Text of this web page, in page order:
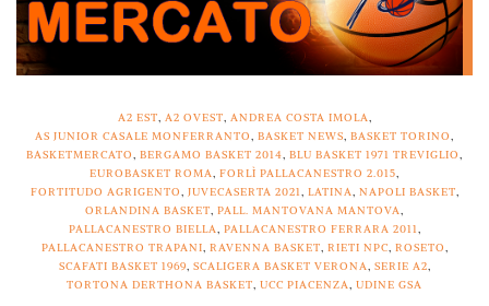
A2 EST, A2 OVEST, ANDREA COSTA IMOLA,
AS JUNIOR CASALE MONFERRANTO, BASKET NEWS, BASKET TORINO,
BASKETMERCATO, BERGAMO BASKET 2014, BLU BASKET 1971 TREVIGLIO,
EUROBASKET ROMA, FORLÌ PALLACANESTRO 2.015,
FORTITUDO AGRIGENTO, JUVECASERTA 2021, LATINA, NAPOLI BASKET,
ORLANDINA BASKET, PALL. MANTOVANA MANTOVA,
PALLACANESTRO BIELLA, PALLACANESTRO FERRARA 2011,
PALLACANESTRO TRAPANI, RAVENNA BASKET, RIETI NPC, ROSETO,
SCAFATI BASKET 1969, SCALIGERA BASKET VERONA, SERIE A2,
TORTONA DERTHONA BASKET, UCC PIACENZA, UDINE GSA